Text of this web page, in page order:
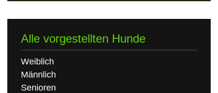
Alle vorgestellten Hunde
Weiblich
Männlich
Senioren